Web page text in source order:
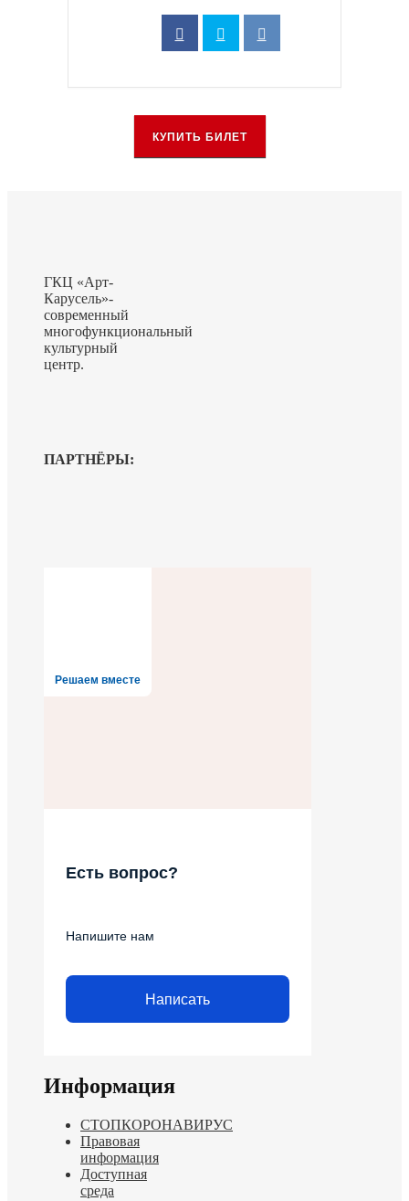
КУПИТЬ БИЛЕТ
ГКЦ «Арт-
Карусель»-
современный
многофункциональный
культурный
центр.
ПАРТНЁРЫ:
Решаем вместе
Есть вопрос?
Напишите нам
Написать
Информация
СТОПКОРОНАВИРУС
Правовая
информация
Доступная
среда